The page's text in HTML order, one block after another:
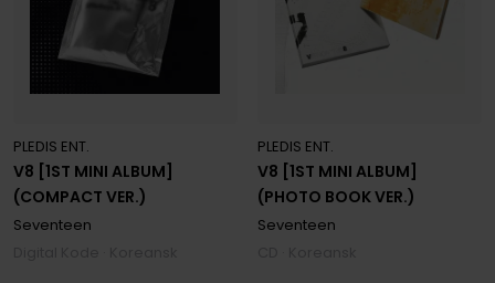
V8 [1ST MINI ALBUM]
(COMPACT VER.)
PLEDIS ENT.
Seventeen
V8 [1ST MINI ALBUM]
(PHOTO BOOK VER.)
PLEDIS ENT.
Seventeen